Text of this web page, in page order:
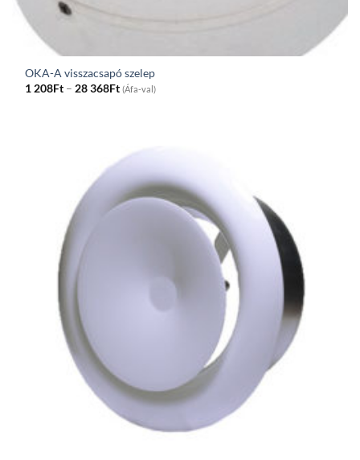
OKA-A visszacsapó szelep
1 208Ft – 28 368FtPrice
range:
368Ft
(Áfa-val)